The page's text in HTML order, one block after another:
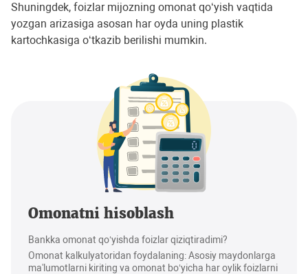
Shuningdek, foizlar mijozning omonat qo‘yish vaqtida
yozgan arizasiga asosan har oyda uning plastik
kartochkasiga o‘tkazib berilishi mumkin.
Omonatni hisoblash
Bankka omonat qo‘yishda foizlar qiziqtiradimi?
Omonat kalkulyatoridan foydalaning: Asosiy maydonlarga
ma'lumotlarni kiriting va omonat bo‘yicha har oylik foizlarni